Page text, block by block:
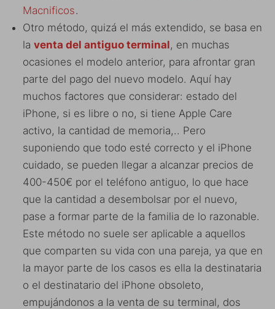
Macnificos.
Otro método, quizá el más extendido, se basa en
la venta del antiguo terminal, en muchas
ocasiones el modelo anterior, para afrontar gran
parte del pago del nuevo modelo. Aquí hay
muchos factores que considerar: estado del
iPhone, si es libre o no, si tiene Apple Care
activo, la cantidad de memoria,.. Pero
suponiendo que todo esté correcto y el iPhone
cuidado, se pueden llegar a alcanzar precios de
400-450€ por el teléfono antiguo, lo que hace
que la cantidad a desembolsar por el nuevo,
pase a formar parte de la familia de lo razonable.
Este método no suele ser aplicable a aquellos
que comparten su vida con una pareja, ya que en
la mayor parte de los casos es ella la destinataria
o el destinatario del iPhone obsoleto,
empujándonos a la venta de su terminal, dos